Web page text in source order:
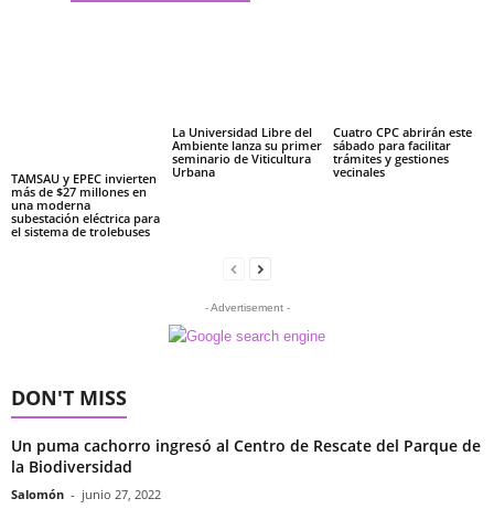
TAMSAU y EPEC invierten
más de $27 millones en
una moderna
subestación eléctrica para
el sistema de trolebuses
La Universidad Libre del
Ambiente lanza su primer
seminario de Viticultura
Urbana
Cuatro CPC abrirán este
sábado para facilitar
trámites y gestiones
vecinales
- Advertisement -
DON'T MISS
Un puma cachorro ingresó al Centro de Rescate del Parque de
la Biodiversidad
Salomón - junio 27, 2022